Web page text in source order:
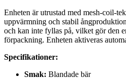
Enheten är utrustad med mesh-coil-
uppvärmning och stabil
och kan inte fyllas på, vilket gör den
förpackning. Enheten aktiveras
Specifikationer:
Smak: Blandade bär